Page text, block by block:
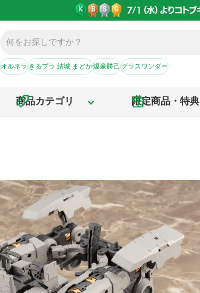
オルネラきるプラ 結城 まどか爆豪勝己グラスワンダー
商品カテゴリ 限定商品・特典